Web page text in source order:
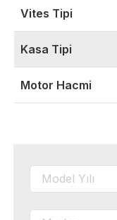
Vites Tipi
Kasa Tipi
Motor Hacmi